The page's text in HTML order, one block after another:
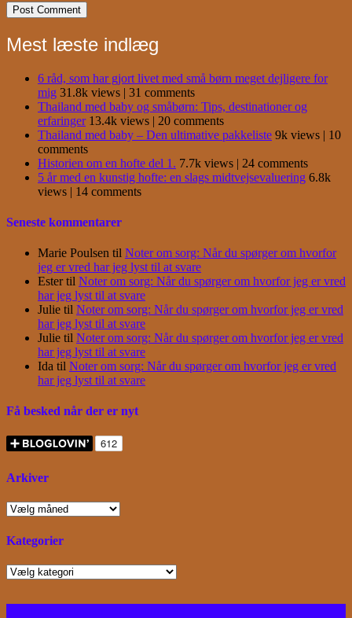
Mest læste indlæg
6 råd, som har gjort livet med små børn meget dejligere for
mig 31.8k views | 31 comments
Thailand med baby og småbørn: Tips, destinationer og
erfaringer 13.4k views | 20 comments
Thailand med baby – Den ultimative pakkeliste 9k views | 10
comments
Historien om en hofte del 1. 7.7k views | 24 comments
5 år med en kunstig hofte: en slags midtvejsevaluering 6.8k
views | 14 comments
Seneste kommentarer
Marie Poulsen til Noter om sorg: Når du spørger om hvorfor
jeg er vred har jeg lyst til at svare
Estertil Noter om sorg: Når du spørger om hvorfor jeg er vred
har jeg lyst til at svare
Julie til Noter om sorg: Når du spørger om hvorfor jeg er vred
har jeg lyst til at svare
Julie til Noter om sorg: Når du spørger om hvorfor jeg er vred
har jeg lyst til at svare
Ida til Noter om sorg: Når du spørger om hvorfor jeg er vred
har jeg lyst til at svare
Få besked når der er nyt
Arkiver
Arkiver
Kategorier
Kategorier